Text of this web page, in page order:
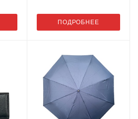
ПОДРОБНЕЕ